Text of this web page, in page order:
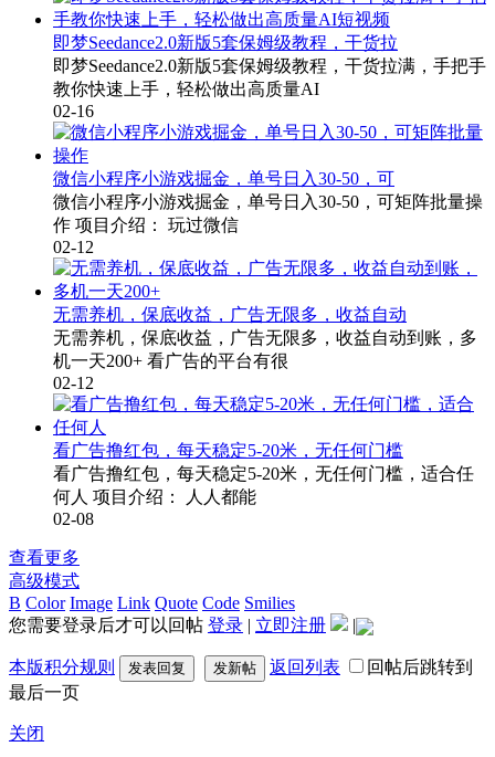
即梦Seedance2.0新版5套保姆级教程，干货拉
即梦Seedance2.0新版5套保姆级教程，干货拉满，手把手
教你快速上手，轻松做出高质量AI
02-16
微信小程序小游戏掘金，单号日入30-50，可
微信小程序小游戏掘金，单号日入30-50，可矩阵批量操
作 项目介绍： 玩过微信
02-12
无需养机，保底收益，广告无限多，收益自动
无需养机，保底收益，广告无限多，收益自动到账，多
机一天200+ 看广告的平台有很
02-12
看广告撸红包，每天稳定5-20米，无任何门槛
看广告撸红包，每天稳定5-20米，无任何门槛，适合任
何人 项目介绍： 人人都能
02-08
查看更多
高级模式
B Color Image Link Quote Code Smilies
您需要登录后才可以回帖 登录 | 立即注册 |
本版积分规则 发表回复 发新帖 返回列表
回帖后跳转到
最后一页
关闭